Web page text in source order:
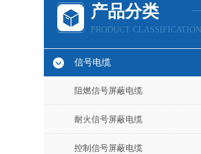
产品分类
PRODUCT CLASSIFICATION
信号电缆
阻燃信号屏蔽电缆
耐火信号屏蔽电缆
控制信号屏蔽电缆